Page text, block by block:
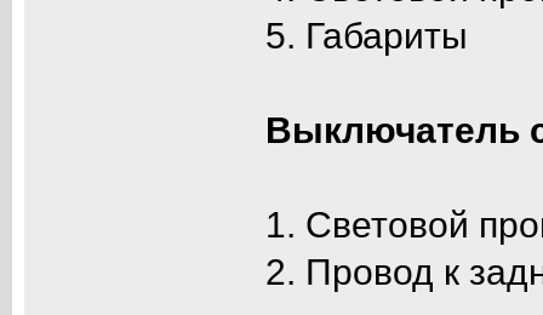
5. Габариты
Выключатель
1. Световой
2. Провод к